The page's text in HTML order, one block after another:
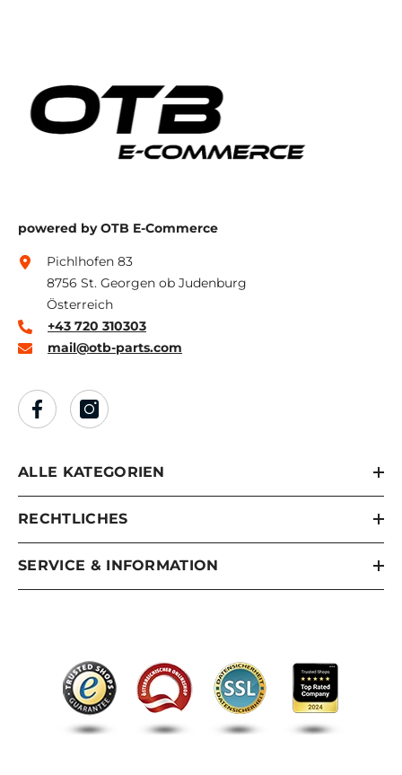
powered by OTB E-Commerce
Pichlhofen 83
8756 St. Georgen ob Judenburg
Österreich
+43 720 310303
mail@otb-parts.com
ALLE KATEGORIEN
RECHTLICHES
SERVICE & INFORMATION